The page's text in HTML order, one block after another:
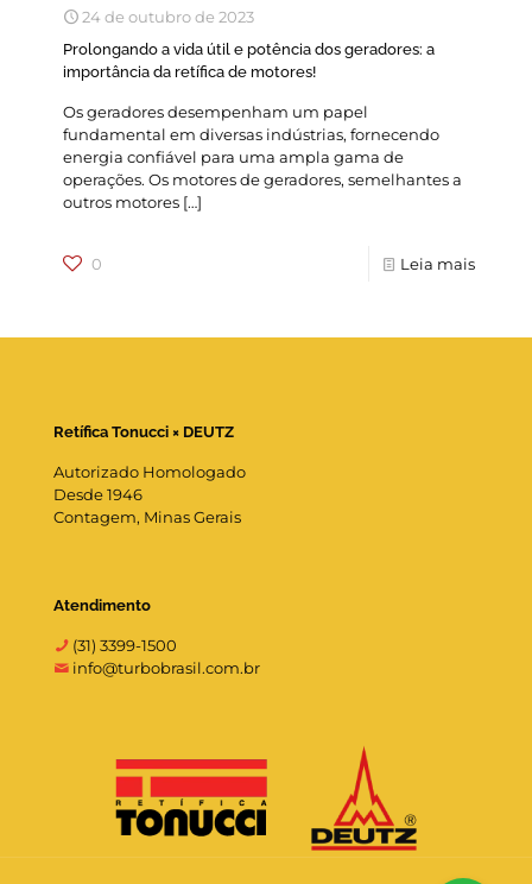
24 de outubro de 2023
Prolongando a vida útil e potência dos geradores: a
importância da retífica de motores!
Os geradores desempenham um papel
fundamental em diversas indústrias, fornecendo
energia confiável para uma ampla gama de
operações. Os motores de geradores, semelhantes a
outros motores […]
0 Leia mais
Retífica Tonucci × DEUTZ
Autorizado Homologado
Desde 1946
Contagem, Minas Gerais
Atendimento
(31) 3399-1500
info@turbobrasil.com.br